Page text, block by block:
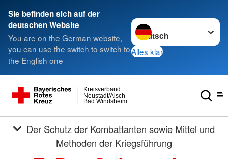
Sie befinden sich auf der
deutschen Website
You are on the German website,
you can use the switch to switch to
the English one
Sprache wechseln zu
Alles klar
Bad Windsheim
Neustadt/Aisch
Kreisverband
Methoden der Kriegsführung